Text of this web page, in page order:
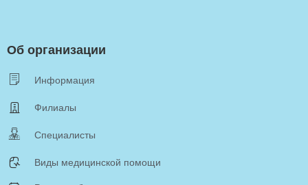
Об организации
Информация
Филиалы
Специалисты
Виды медицинской помощи